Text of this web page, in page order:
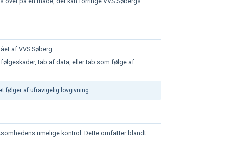
af VVS Søberg.
tab af data, eller tab som følge af
følger af ufravigelig lovgivning.
rimelige kontrol. Dette omfatter blandt